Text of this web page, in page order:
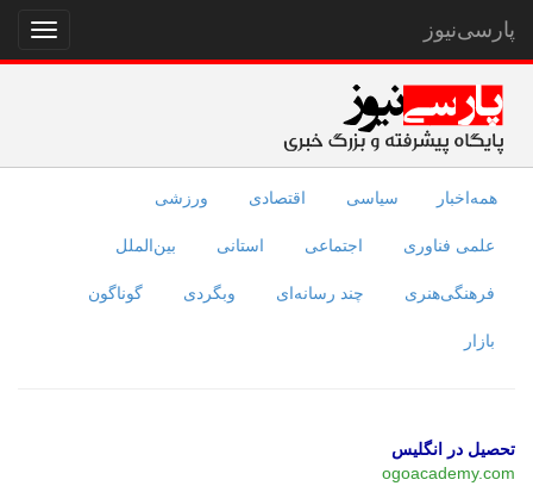
نمایش
منو
پارسی‌نیوز
همه‌اخبار سیاسی اقتصادی ورزشی
علمی فناوری اجتماعی استانی بین‌الملل
فرهنگی‌هنری چند رسانه‌ای وبگردی گوناگون
بازار
تحصیل در انگلیس
ogoacademy.com